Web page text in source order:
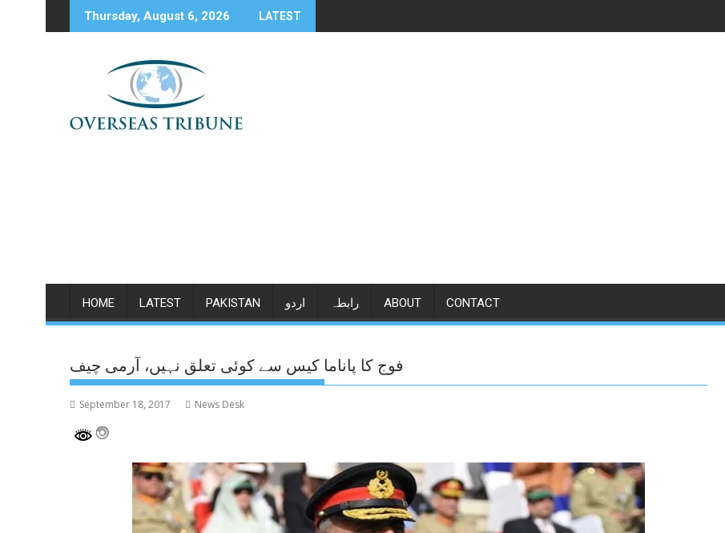
to
Thursday, August 6, 2026 LATEST
HOME LATEST PAKISTAN اردو رابطہ ABOUT CONTACT
فوج کا پاناما کیس سے کوئی تعلق نہیں، آرمی چیف
September 18, 2017 News Desk